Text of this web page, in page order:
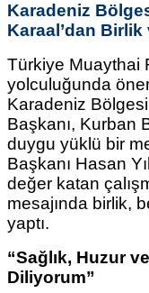
Karadeniz
Karaal’dan
Türkiye Muaythai
yolculuğunda
Karadeniz
Başkanı, Kurban
duygu yüklü bir
Başkanı Hasan
değer katan
mesajında birlik,
yaptı.
“Sağlık, Huzur
Diliyorum”